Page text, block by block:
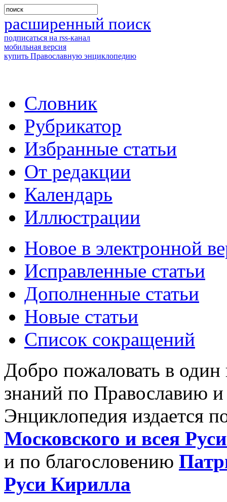
расширенный поиск
подписаться на rss-канал
мобильная версия
купить Православную энциклопедию
Словник
Рубрикатор
Избранные статьи
От редакции
Календарь
Иллюстрации
Новое в электронной
Исправленные статьи
Дополненные статьи
Новые статьи
Список сокращений
Добро пожаловать в
знаний по Православию
Энциклопедия издается
Московского и всея
и по благословению
Руси Кирилла